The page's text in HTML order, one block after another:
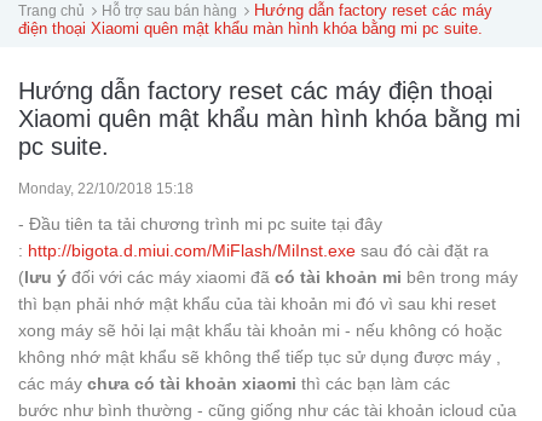
Trang chủ Hỗ trợ sau bán hàng
Hướng dẫn factory reset các máy
điện thoại Xiaomi quên mật khẩu màn hình khóa bằng mi pc suite.
Hướng dẫn factory reset các máy điện thoại
Xiaomi quên mật khẩu màn hình khóa bằng mi
pc suite.
Monday, 22/10/2018 15:18
- Đầu tiên ta tải chương trình mi pc suite tại đây
: http://bigota.d.miui.com/MiFlash/MiInst.exe sau đó cài đặt ra
(lưu ý đối với các máy xiaomi đã có tài khoản mi bên trong máy
thì bạn phải nhớ mật khẩu của tài khoản mi đó vì sau khi reset
xong máy sẽ hỏi lại mật khẩu tài khoản mi - nếu không có hoặc
không nhớ mật khẩu sẽ không thể tiếp tục sử dụng được máy ,
các máy chưa có tài khoản xiaomi thì các bạn làm các
bước như bình thường - cũng giống như các tài khoản icloud của